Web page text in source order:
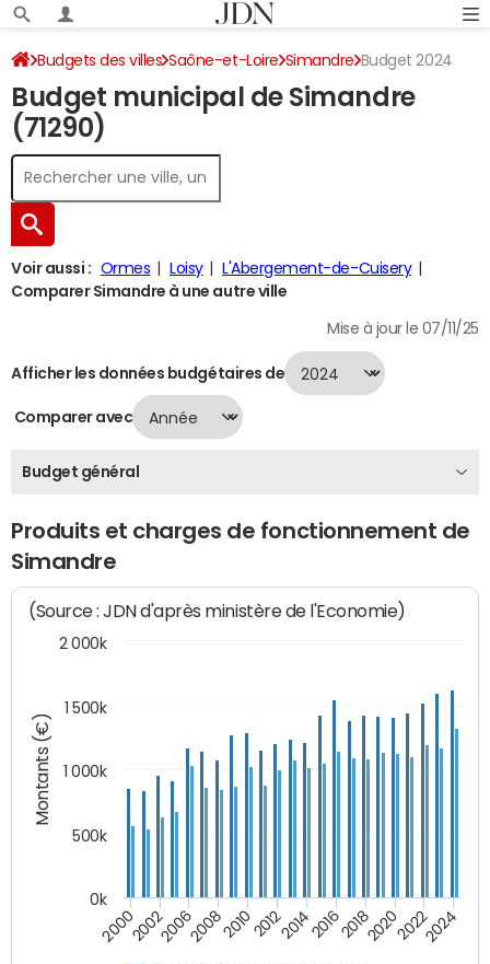
Budgets des villes Saône-et-Loire Simandre Budget 2024
Budget municipal de Simandre
(71290)
Voir aussi : Ormes Loisy
L'Abergement-de-Cuisery
Comparer Simandre à une autre ville
Mise à jour le 07/11/25
Afficher les données budgétaires de
Comparer avec
Budget général
Produits et charges de fonctionnement de
Simandre
Montants (€)
(Source : JDN d'après ministère de l'Economie)
200020022006200820102012201420162018202020222024
0k
500k
1 000k
1 500k
2 000k